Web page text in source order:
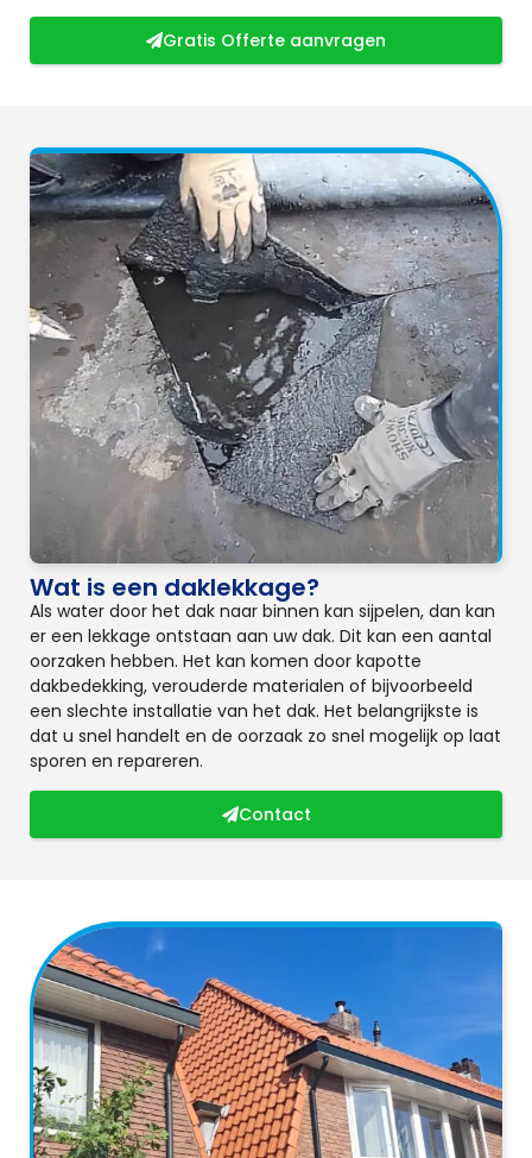
Gratis Offerte aanvragen
Wat is een daklekkage?
Als water door het dak naar binnen kan sijpelen, dan kan
er een lekkage ontstaan aan uw dak. Dit kan een aantal
oorzaken hebben. Het kan komen door kapotte
dakbedekking, verouderde materialen of bijvoorbeeld
een slechte installatie van het dak. Het belangrijkste is
dat u snel handelt en de oorzaak zo snel mogelijk op laat
sporen en repareren.
Contact